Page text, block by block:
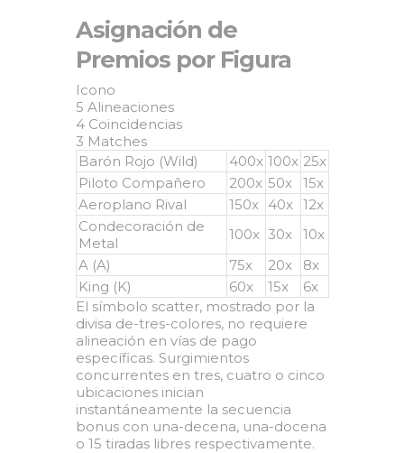
Asignación de
Premios por Figura
Icono
5 Alineaciones
4 Coincidencias
3 Matches
Barón Rojo (Wild)
400x 100x 25x
Piloto Compañero
200x 50x
15x
Aeroplano Rival
150x 40x
12x
Condecoración de
Metal
100x 30x
10x
A (A)
75x 20x
8x
King (K)
60x 15x
6x
El símbolo scatter, mostrado por la
divisa de-tres-colores, no requiere
alineación en vías de pago
específicas. Surgimientos
concurrentes en tres, cuatro o cinco
ubicaciones inician
instantáneamente la secuencia
bonus con una-decena, una-docena
o 15 tiradas libres respectivamente.